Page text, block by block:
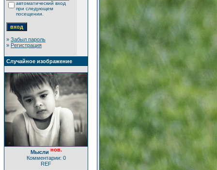
автоматический вход
при следующем
посещении.
» Забыл пароль
» Регистрация
Случайное изображение
Мысли нов.
Комментарии: 0
REF